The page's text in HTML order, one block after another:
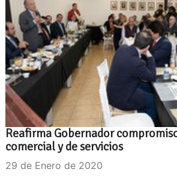
Reafirma Gobernador
comercial y de servicios
29 de Enero de 2020